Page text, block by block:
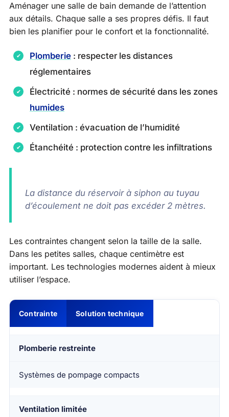
Aménager une salle de bain demande de l’attention
aux détails. Chaque salle a ses propres défis. Il faut
bien les planifier pour le confort et la fonctionnalité.
Plomberie : respecter les distances
réglementaires
Électricité : normes de sécurité dans les zones
humides
Ventilation : évacuation de l’humidité
Étanchéité : protection contre les infiltrations
La distance du réservoir à siphon au tuyau
d’écoulement ne doit pas excéder 2 mètres.
Les contraintes changent selon la taille de la salle.
Dans les petites salles, chaque centimètre est
important. Les technologies modernes aident à mieux
utiliser l’espace.
Contrainte Solution technique
Plomberie restreinte
Systèmes de pompage compacts
Ventilation limitée